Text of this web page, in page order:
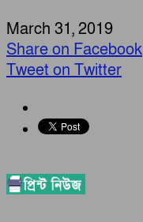
March 31, 2019
Share on Facebook
Tweet on Twitter